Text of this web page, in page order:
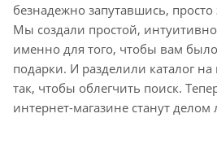
безнадежно запутавшись,
Мы создали простой,
именно для того, чтобы вам
подарки. И разделили каталог
так, чтобы облегчить поиск.
интернет-магазине станут